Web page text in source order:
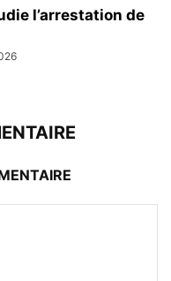
l’arrestation de